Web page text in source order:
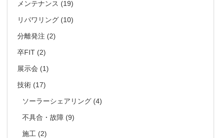
メンテナンス (19)
リパワリング (10)
分離発注 (2)
卒FIT (2)
展示会 (1)
技術 (17)
ソーラーシェアリング (4)
不具合・故障 (9)
施工 (2)